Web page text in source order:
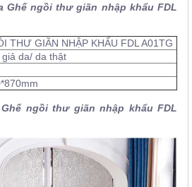
Ghế ngồi thư giãn nhập khẩu FDL
THƯ GIÃN NHẬP KHẨU FDL A01TG
da/ da thật
ngồi thư giãn nhập khẩu FDL